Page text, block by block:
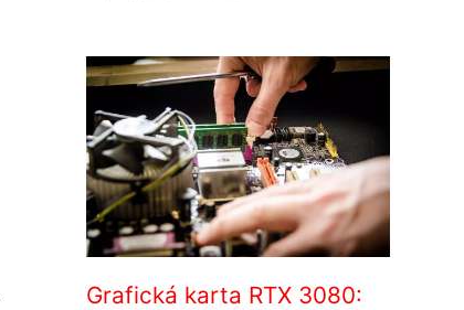
Grafická karta RTX 3080: